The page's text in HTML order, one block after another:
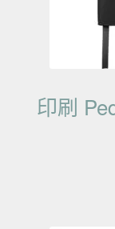
印刷